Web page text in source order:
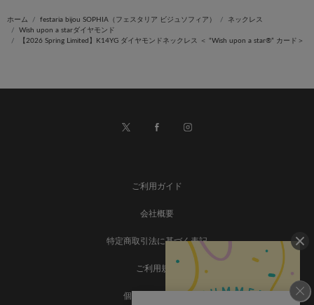
ホーム festaria bijou SOPHIA（フェスタリア ビジュソフィア）
ネックレス
Wish upon a starダイヤモンド
【2026 Spring Limited】K14YG ダイヤモンドネックレス ＜ “Wish upon a star®” カード＞
ご利用ガイド
会社概要
特定商取引法に基づく表記
ご利用規約
個人情報保護方針